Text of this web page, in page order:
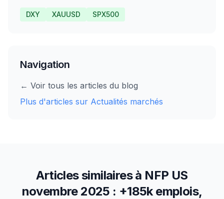
DXY XAUUSD SPX500
Navigation
← Voir tous les articles du blog
Plus d'articles sur Actualités marchés
Articles similaires à NFP US
novembre 2025 : +185k emplois,